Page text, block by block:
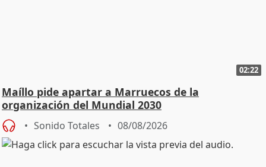
02:22
Maíllo pide apartar a Marruecos de la
organización del Mundial 2030
Sonido Totales 08/08/2026